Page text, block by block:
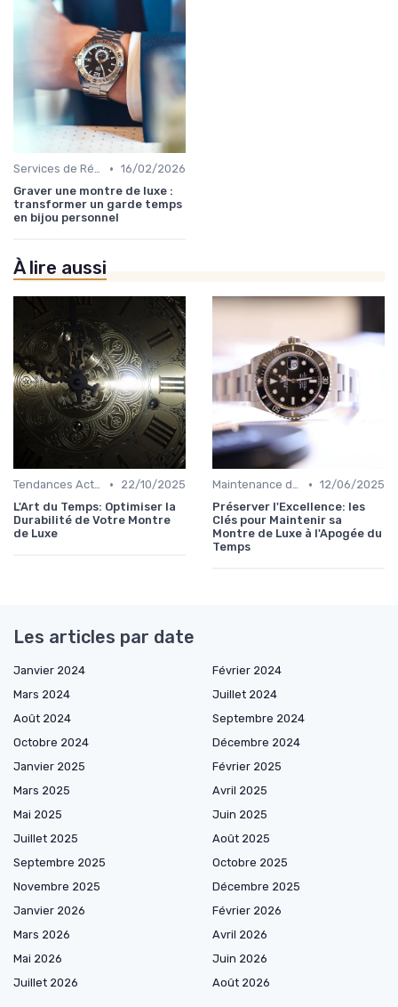
Services de Réparation • 16/02/2026
Graver une montre de luxe :
transformer un garde temps
en bijou personnel
À lire aussi
Tendances Actuelles •
22/10/2025
L'Art du Temps: Optimiser la
Durabilité de Votre Montre
de Luxe
Maintenance des Montres de Luxe • 12/06/2025
Préserver l'Excellence: les
Clés pour Maintenir sa
Montre de Luxe à l'Apogée du
Temps
Les articles par date
Janvier 2024
Février 2024
Mars 2024
Juillet 2024
Août 2024
Septembre 2024
Octobre 2024
Décembre 2024
Janvier 2025
Février 2025
Mars 2025
Avril 2025
Mai 2025
Juin 2025
Juillet 2025
Août 2025
Septembre 2025
Octobre 2025
Novembre 2025
Décembre 2025
Janvier 2026
Février 2026
Mars 2026
Avril 2026
Mai 2026
Juin 2026
Juillet 2026
Août 2026